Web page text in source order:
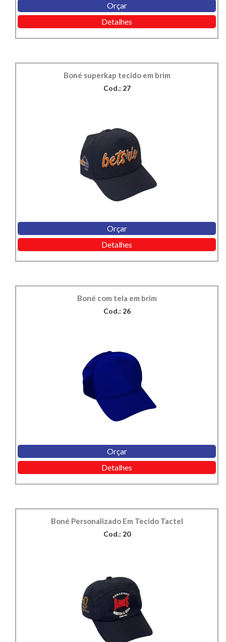
Orçar
Detalhes
Boné superkap tecido em brim
Cod.: 27
Orçar
Detalhes
Boné com tela em brim
Cod.: 26
Orçar
Detalhes
Boné Personalizado Em Tecido Tactel
Cod.: 20